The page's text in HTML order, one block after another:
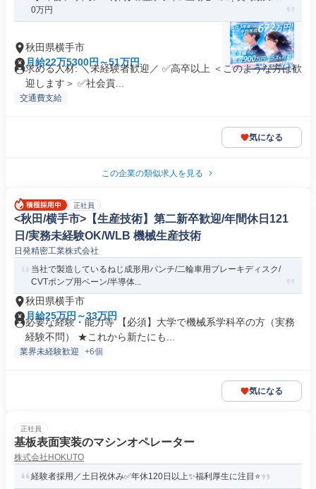
0万円
秋田県横手市
月給22万5300円～51万円
求める人材: ＼未経験者歓迎／ ✅高卒以上 ＜このような方は歓
迎します＞ ✅社会貢...
交通費支給
気になる
この企業の類似求人を見る
正社員
<秋田/横手市>【生産技術】第二新卒歓迎/年間休日121
日/実務未経験OK/WLB 機械生産技術
日発精密工業株式会社
当社で製造しているねじ成形用パンチ/二輪車用ブレーキディスク/
CVTポンプ用ベーン/半導体...
秋田県横手市
月給25万円～33万円
必要な経験・能力等 【必須】大学で機械系学科卒の方（実務
経験不問） ★これから新たにも...
業界未経験歓迎 +6個
気になる
正社員
基板表面実装のマシンオペレーター
株式会社HOKUTO
経験者採用／土日祝休み✅年休120日以上✨福利厚生に注目⭐